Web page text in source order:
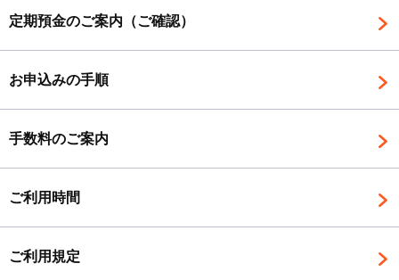
定期預金のご案内（ご確認）
お申込みの手順
手数料のご案内
ご利用時間
ご利用規定